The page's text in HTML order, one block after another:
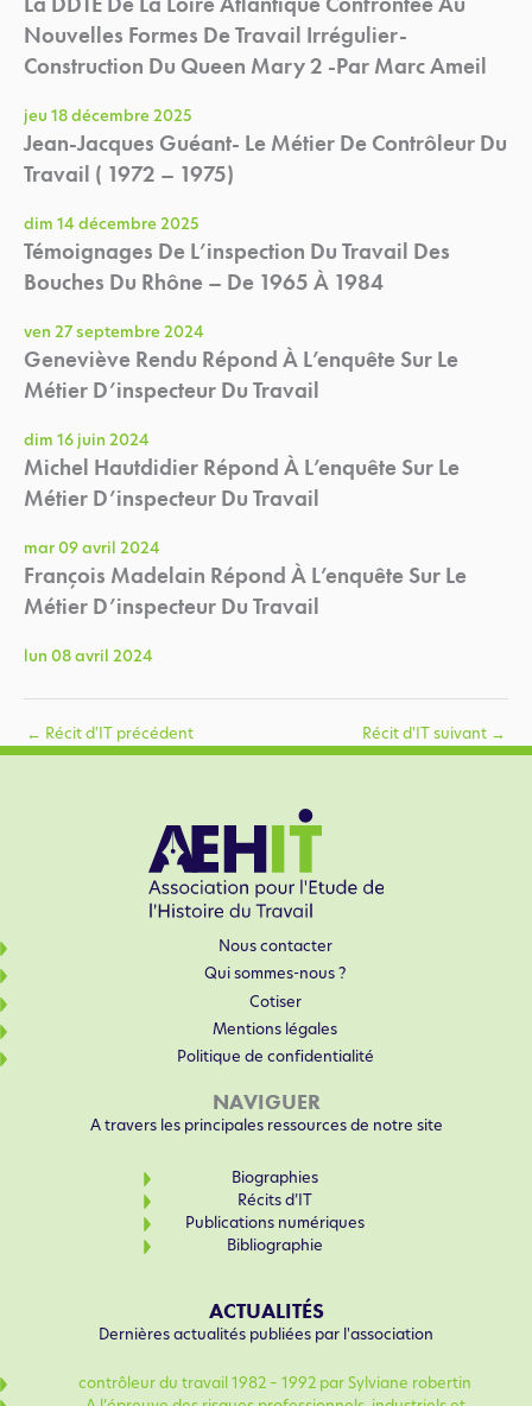
Nouvelles Formes De Travail Irrégulier-
Construction Du Queen Mary 2 -par Marc Ameil
jeu 18 décembre 2025
Jean-Jacques Guéant- Le Métier De Contrôleur Du
Travail ( 1972 – 1975)
dim 14 décembre 2025
Témoignages De L’inspection Du Travail Des
Bouches Du Rhône – De 1965 À 1984
ven 27 septembre 2024
Geneviève Rendu Répond À L’enquête Sur Le
Métier D’inspecteur Du Travail
dim 16 juin 2024
Michel Hautdidier Répond À L’enquête Sur Le
Métier D’inspecteur Du Travail
mar 09 avril 2024
François Madelain Répond À L’enquête Sur Le
Métier D’inspecteur Du Travail
lun 08 avril 2024
← Récit d'IT précédent Récit d'IT suivant →
Nous contacter
Qui sommes-nous ?
Cotiser
Mentions légales
Politique de confidentialité
NAVIGUER
A travers les principales ressources de notre site
Biographies
Récits d’IT
Publications numériques
Bibliographie
ACTUALITÉS
Dernières actualités publiées par l'association
contrôleur du travail 1982 – 1992 par Sylviane robertin